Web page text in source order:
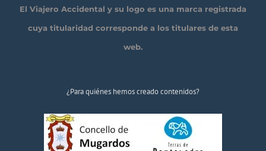
El Viajero Accidental y su logo es una marca registrada
cuya titularidad corresponde a los titulares de esta
web.
¿Para quiénes hemos creado contenidos?